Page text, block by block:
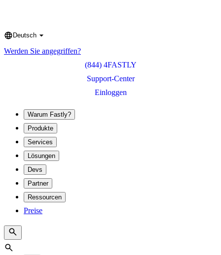
Language
Deutsch
Werden Sie angegriffen?
(844) 4FASTLY
Support-Center
Einloggen
Warum Fastly?
Produkte
Services
Lösungen
Devs
Partner
Ressourcen
Preise
Search